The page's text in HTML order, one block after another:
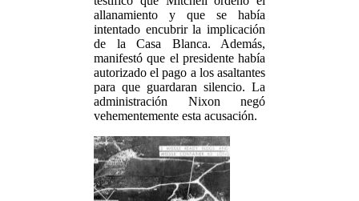
allanamiento y que se había
intentado encubrir la implicación
de la Casa Blanca. Además,
manifestó que el presidente había
autorizado el pago a los asaltantes
para que guardaran silencio. La
administración Nixon negó
vehementemente esta acusación.